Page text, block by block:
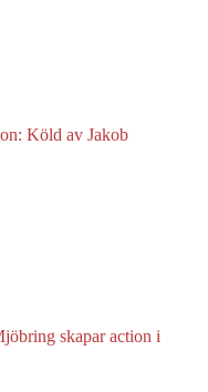
Köld av Jakob
skapar action i